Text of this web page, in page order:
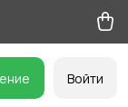
Войти